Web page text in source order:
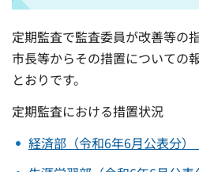
定期監査で監査委員が改善等の
市長等からその措置についての
とおりです。
定期監査における措置状況
経済部（令和6年6月公表分）